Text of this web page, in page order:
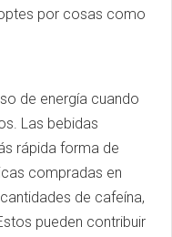
por cosas como
de energía cuando
Las bebidas
rápida forma de
compradas en
de cafeína,
pueden contribuir